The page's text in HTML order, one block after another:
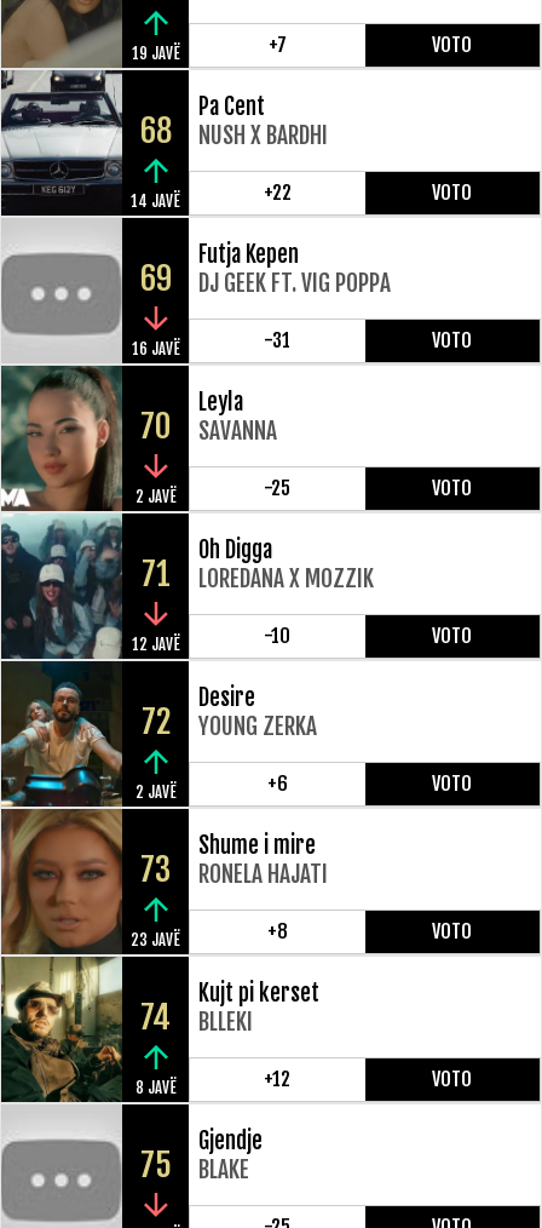
19 JAVË +7 VOTO
68
14 JAVË
Pa Cent
NUSH X BARDHI
+22 VOTO
69
16 JAVË
Futja Kepen
DJ GEEK FT. VIG POPPA
-31 VOTO
70
2 JAVË
Leyla
SAVANNA
-25 VOTO
71
12 JAVË
Oh Digga
LOREDANA X MOZZIK
-10 VOTO
72
2 JAVË
Desire
YOUNG ZERKA
+6 VOTO
73
23 JAVË
Shume i mire
RONELA HAJATI
+8 VOTO
74
8 JAVË
Kujt pi kerset
BLLEKI
+12 VOTO
75
Gjendje
BLAKE